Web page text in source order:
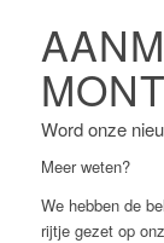
Word onze
Meer weten?
We hebben de
rijtje gezet op